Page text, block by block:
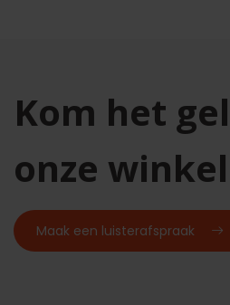
Kom het
onze winkel
Maak een luisterafspraak